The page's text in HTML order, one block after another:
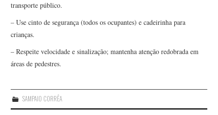
transporte público.
– Use cinto de segurança (todos os ocupantes) e cadeirinha para
crianças.
– Respeite velocidade e sinalização; mantenha atenção redobrada em
áreas de pedestres.
SAMPAIO CORRÊA